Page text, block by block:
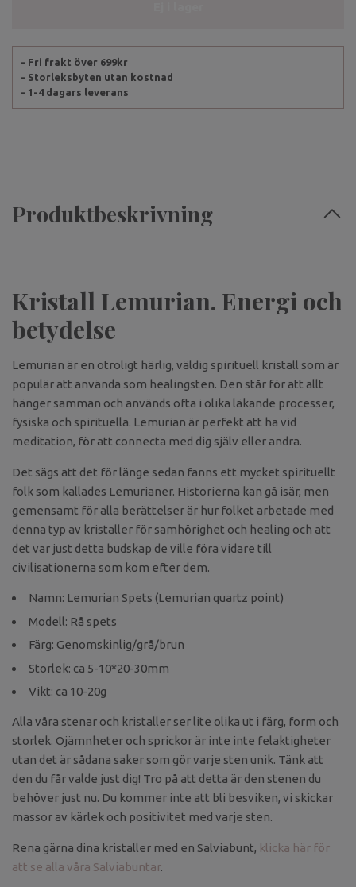
- Fri frakt över 699kr
- Storleksbyten utan kostnad
- 1-4 dagars leverans
Produktbeskrivning
Kristall Lemurian. Energi och
betydelse
Lemurian är en otroligt härlig, väldig spirituell kristall som är
populär att använda som healingsten. Den står för att allt
hänger samman och används ofta i olika läkande processer,
fysiska och spirituella. Lemurian är perfekt att ha vid
meditation, för att connecta med dig själv eller andra.
Det sägs att det för länge sedan fanns ett mycket spirituellt
folk som kallades Lemurianer. Historierna kan gå isär, men
gemensamt för alla berättelser är hur folket arbetade med
denna typ av kristaller för samhörighet och healing och att
det var just detta budskap de ville föra vidare till
civilisationerna som kom efter dem.
Namn: Lemurian Spets (Lemurian quartz point)
Modell: Rå spets
Färg: Genomskinlig/grå/brun
Storlek: ca 5-10*20-30mm
Vikt: ca 10-20g
Alla våra stenar och kristaller ser lite olika ut i färg, form och
storlek. Ojämnheter och sprickor är inte inte felaktigheter
utan det är sådana saker som gör varje sten unik. Tänk att
den du får valde just dig! Tro på att detta är den stenen du
behöver just nu. Du kommer inte att bli besviken, vi skickar
massor av kärlek och positivitet med varje sten.
Rena gärna dina kristaller med en Salviabunt, klicka här för
att se alla våra Salviabuntar.